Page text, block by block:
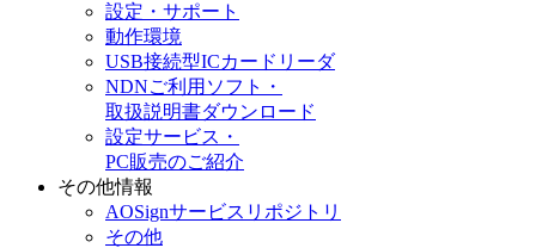
設定・サポート
動作環境
USB接続型ICカードリーダ
NDNご利用ソフト・
取扱説明書ダウンロード
設定サービス・
PC販売のご紹介
その他情報
AOSignサービスリポジトリ
その他